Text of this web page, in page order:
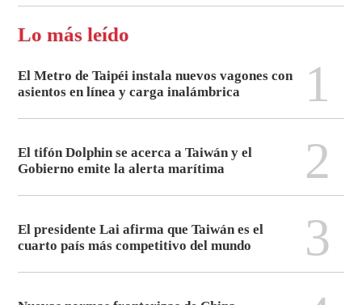
Lo más leído
El Metro de Taipéi instala nuevos vagones con
asientos en línea y carga inalámbrica
1
El tifón Dolphin se acerca a Taiwán y el
Gobierno emite la alerta marítima
2
El presidente Lai afirma que Taiwán es el
cuarto país más competitivo del mundo
3